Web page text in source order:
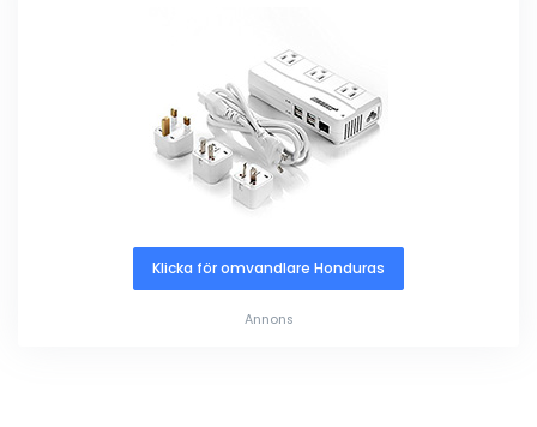
Klicka för omvandlare Honduras
Annons